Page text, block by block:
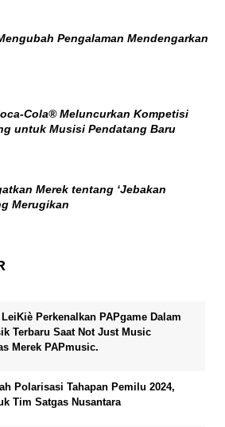
Pengalaman Mendengarkan
Cola® Meluncurkan Kompetisi
untuk Musisi Pendatang Baru
Merek tentang ‘Jebakan
Merugikan
Perkenalkan PAPgame Dalam
Terbaru Saat Not Just Music
Merek PAPmusic.
Polarisasi Tahapan Pemilu 2024,
Tim Satgas Nusantara